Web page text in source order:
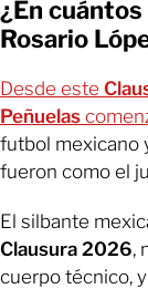
¿En
Rosario
Desde este
Peñuelas
futbol mexicano
fueron como el
El silbante
Clausura 2026,
cuerpo técnico,